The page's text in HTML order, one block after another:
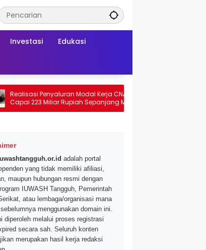
Investasi Edukasi
Penyaluran Modal Kerja CNAF
223 Miliar Rupiah Sepanjang Maret
Ini
adalah portal
yang tidak memiliki afiliasi,
maupun hubungan resmi dengan
IUWASH Tangguh, Pemerintah
atau lembaga/organisasi mana
menggunakan domain ini.
diperoleh melalui proses registrasi
secara sah. Seluruh konten
merupakan hasil kerja redaksi